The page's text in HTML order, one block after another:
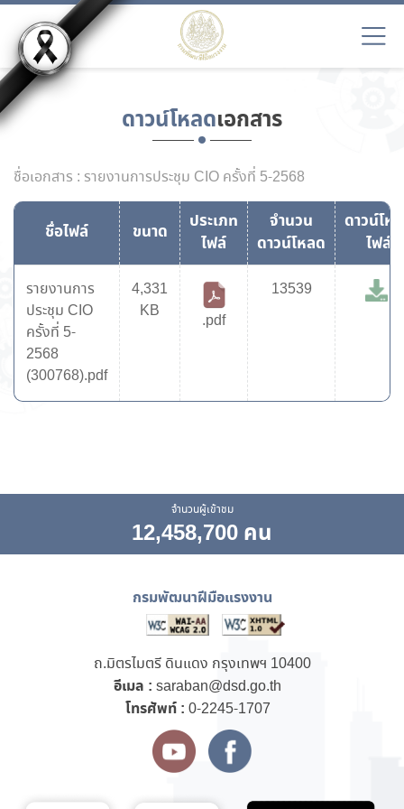
ดาวน์โหลดเอกสาร
ชื่อเอกสาร : รายงานการประชุม CIO ครั้งที่ 5-2568
ชื่อไฟล์ ขนาด
ประเภท
ไฟล์
จำนวน
ดาวน์โหลด
ดาวน์โห
ไฟล์
รายงานการ
ประชุม CIO
ครั้งที่ 5-
2568
(300768).pdf
4,331
KB
.pdf
13539
จำนวนผู้เข้าชม
12,458,700 คน
กรมพัฒนาฝีมือแรงงาน
ถ.มิตรไมตรี ดินแดง กรุงเทพฯ 10400
อีเมล : saraban@dsd.go.th
โทรศัพท์ : 0-2245-1707